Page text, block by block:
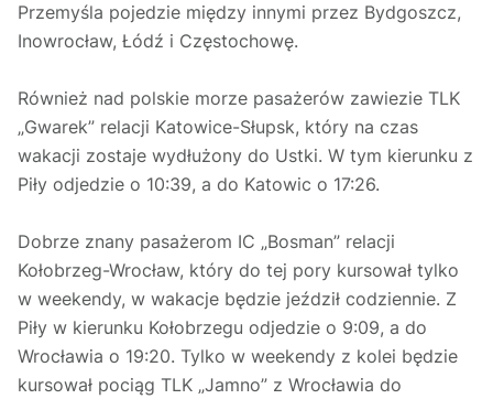
Przemyśla pojedzie między innymi przez Bydgoszcz,
Inowrocław, Łódź i Częstochowę.
Również nad polskie morze pasażerów zawiezie TLK
„Gwarek” relacji Katowice-Słupsk, który na czas
wakacji zostaje wydłużony do Ustki. W tym kierunku z
Piły odjedzie o 10:39, a do Katowic o 17:26.
Dobrze znany pasażerom IC „Bosman” relacji
Kołobrzeg-Wrocław, który do tej pory kursował tylko
w weekendy, w wakacje będzie jeździł codziennie. Z
Piły w kierunku Kołobrzegu odjedzie o 9:09, a do
Wrocławia o 19:20. Tylko w weekendy z kolei będzie
kursował pociąg TLK „Jamno” z Wrocławia do